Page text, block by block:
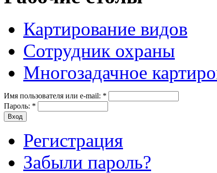
Картирование видов
Сотрудник охраны
Многозадачное
Имя пользователя или e-mail: *
Пароль: *
Регистрация
Забыли пароль?